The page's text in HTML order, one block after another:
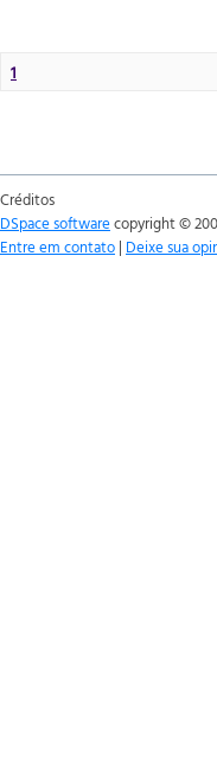
1
Créditos
DSpace softwarecopyright ©
Entre em contato | Deixe sua